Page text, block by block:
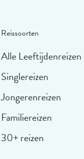
Reissoorten
Alle Leeftijdenreizen
Singlereizen
Jongerenreizen
Familiereizen
30+ reizen